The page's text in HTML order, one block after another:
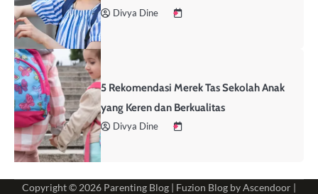
Divya Dine
5 Rekomendasi Merek Tas Sekolah Anak
yang Keren dan Berkualitas
Divya Dine
Copyright © 2026 Parenting Blog | Fuzion Blog byAscendoor |